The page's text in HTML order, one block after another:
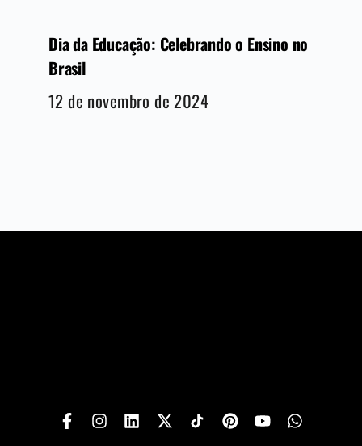
Dia da Educação: Celebrando o Ensino no
Brasil
12 de novembro de 2024